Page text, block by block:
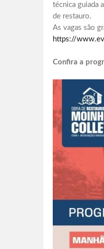
técnica guiada
de restauro.
As vagas são
https://
Confira a